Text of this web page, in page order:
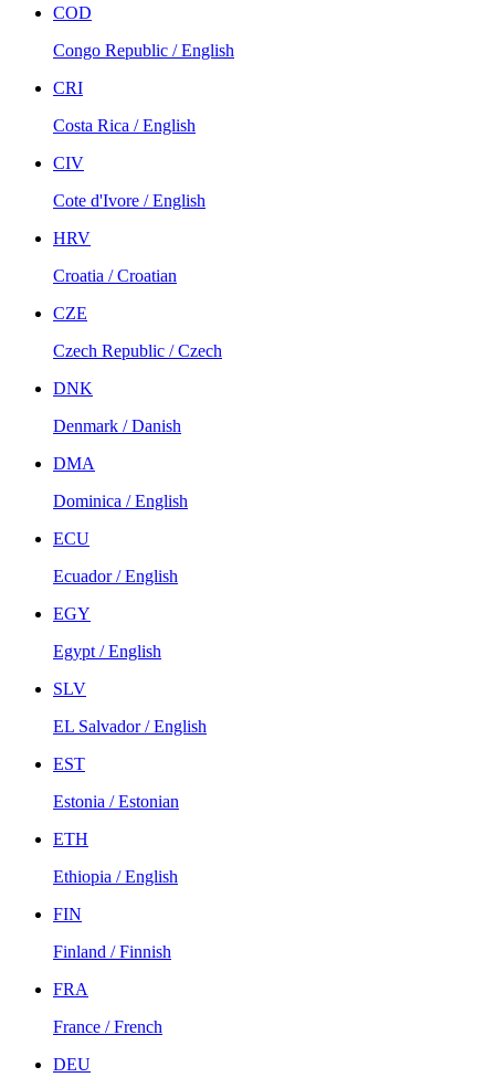
COD
Congo Republic / English
CRI
Costa Rica / English
CIV
Cote d'Ivore / English
HRV
Croatia / Croatian
CZE
Czech Republic / Czech
DNK
Denmark / Danish
DMA
Dominica / English
ECU
Ecuador / English
EGY
Egypt / English
SLV
EL Salvador / English
EST
Estonia / Estonian
ETH
Ethiopia / English
FIN
Finland / Finnish
FRA
France / French
DEU